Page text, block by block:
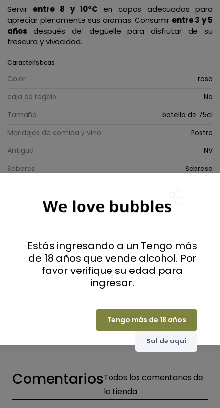
Servir entre 8 y 10°C en copas adecuadas para
apreciar plenamente sus aromas. Consumir entre 3 y 5
años después del degüelle para disfrutar de su
frescura y vivacidad.
Características
Color
rosa
caja de regalo
No
Tamaño
botella de 75cl
Maridajes de comida y vino
Postre
Antiguo
NV
Sabores
Sabroso
Premier cru
Característica especial
Rosé saigné
Packaging
Sin embalaje
Gault and Millau
16/20
Parker rating
Productores o casas de champán
Viticultores
ComentariosTodos los comentarios de
la tienda
Estás ingresando a un Tengo más
de 18 años que vende alcohol. Por
favor verifique su edad para
ingresar.
Tengo más de 18 años
Sal de aquí